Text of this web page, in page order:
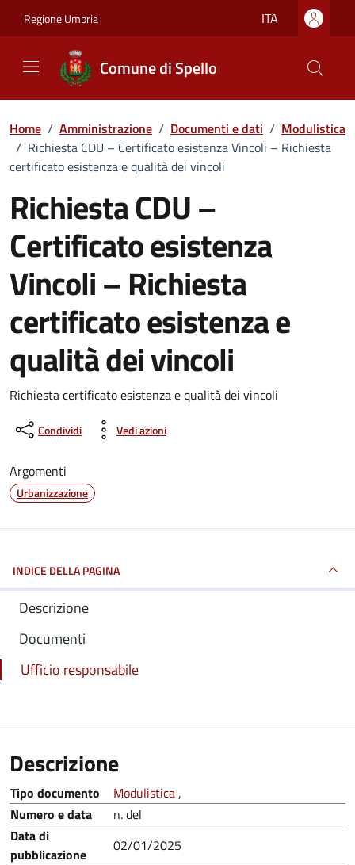
Regione Umbria ITA
Comune di Spello
Home / Amministrazione / Documenti e dati / Modulistica
/ Richiesta CDU – Certificato esistenza Vincoli – Richiesta
certificato esistenza e qualità dei vincoli
Richiesta CDU –
Certificato esistenza
Vincoli – Richiesta
certificato esistenza e
qualità dei vincoli
Dettagli del documento
Richiesta certificato esistenza e qualità dei vincoli
Condividi Vedi azioni
Argomenti
Urbanizzazione
INDICE DELLA PAGINA
Descrizione
Documenti
Ufficio responsabile
Descrizione
Tipo documento Modulistica,
Numero e data
n. del
Data di
pubblicazione
02/01/2025